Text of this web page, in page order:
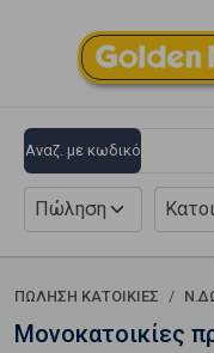
Αναζ. με κωδικό
Πώληση Κατοικία
ΠΏΛΗΣΗ ΚΑΤΟΙΚΊΕΣ
Μονοκατοικίες